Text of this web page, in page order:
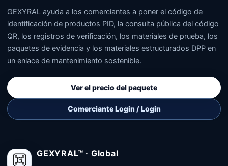
GEXYRAL ayuda a los comerciantes a poner el código de
identificación de productos PID, la consulta pública del código
QR, los registros de verificación, los materiales de prueba, los
paquetes de evidencia y los materiales estructurados DPP en
un enlace de mantenimiento sostenible.
Ver el precio del paquete
Comerciante Login / Login
GEXYRAL™ · Global